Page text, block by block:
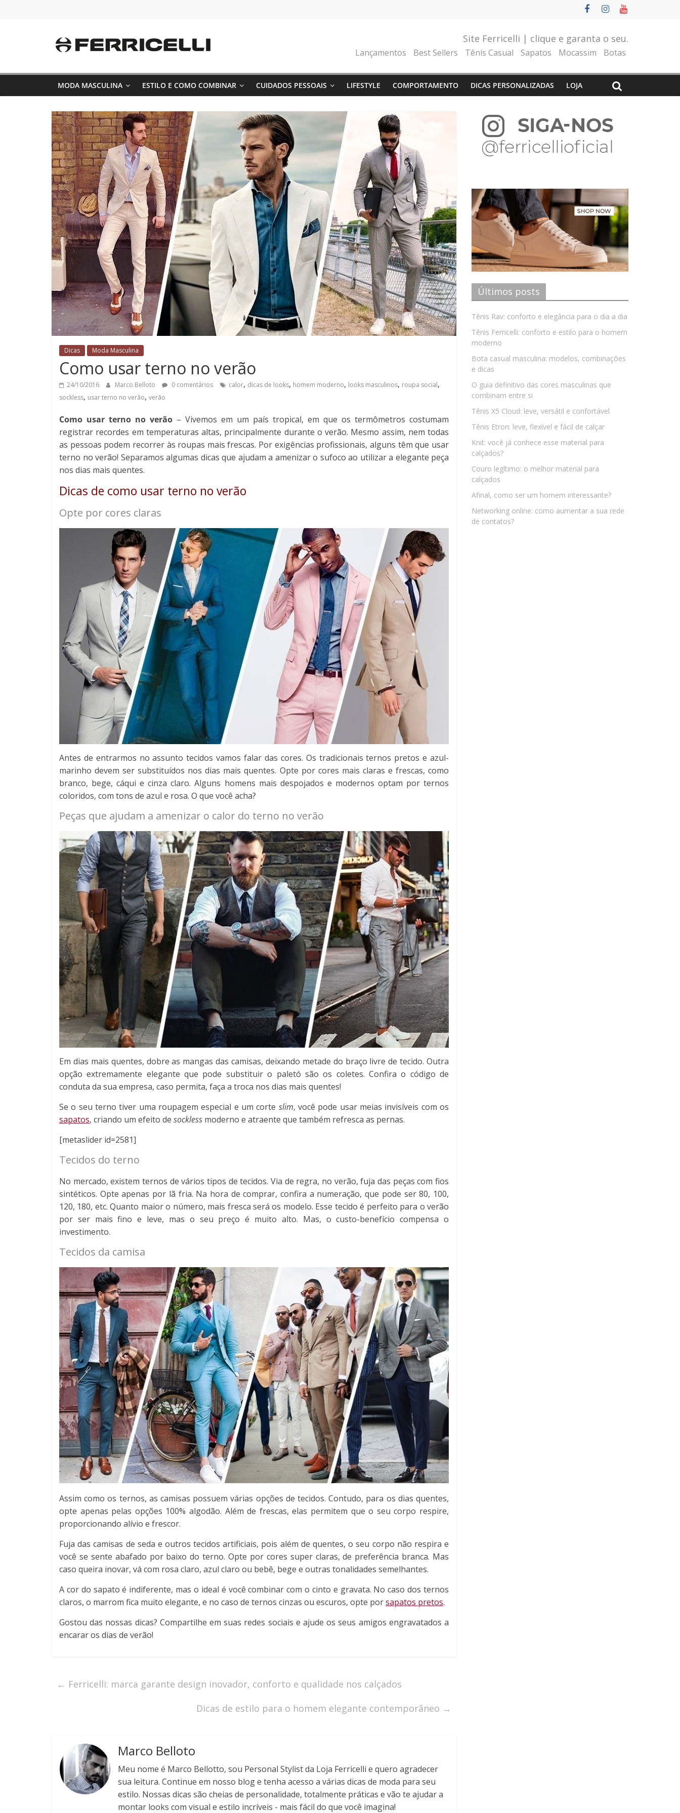
Site Ferricelli | clique e garanta o seu.
Lançamentos Best Sellers Tênis Casual Sapatos Mocassim Botas
MODA MASCULINA ESTILO E COMO COMBINAR CUIDADOS PESSOAIS LIFESTYLE COMPORTAMENTO DICAS PERSONALIZADAS LOJA
Dicas Moda Masculina
Como usar terno no verão
24/10/2016 Marco Belloto 0 comentários calor, dicas de looks, homem moderno, looks masculinos, roupa social,
sockless, usar terno no verão, verão
Como usar terno no verão – Vivemos em um país tropical, em que os termômetros costumam
registrar recordes em temperaturas altas, principalmente durante o verão. Mesmo assim, nem todas
as pessoas podem recorrer às roupas mais frescas. Por exigências profissionais, alguns têm que usar
terno no verão! Separamos algumas dicas que ajudam a amenizar o sufoco ao utilizar a elegante peça
nos dias mais quentes.
Dicas de como usar terno no verão
Opte por cores claras
Antes de entrarmos no assunto tecidos vamos falar das cores. Os tradicionais ternos pretos e azul-
marinho devem ser substituídos nos dias mais quentes. Opte por cores mais claras e frescas, como
branco, bege, cáqui e cinza claro. Alguns homens mais despojados e modernos optam por ternos
coloridos, com tons de azul e rosa. O que você acha?
Peças que ajudam a amenizar o calor do terno no verão
Em dias mais quentes, dobre as mangas das camisas, deixando metade do braço livre de tecido. Outra
opção extremamente elegante que pode substituir o paletó são os coletes. Confira o código de
conduta da sua empresa, caso permita, faça a troca nos dias mais quentes!
Se o seu terno tiver uma roupagem especial e um corte slim, você pode usar meias invisíveis com os
sapatos, criando um efeito de sockless moderno e atraente que também refresca as pernas.
[metaslider id=2581]
Tecidos do terno
No mercado, existem ternos de vários tipos de tecidos. Via de regra, no verão, fuja das peças com fios
sintéticos. Opte apenas por lã fria. Na hora de comprar, confira a numeração, que pode ser 80, 100,
120, 180, etc. Quanto maior o número, mais fresca será os modelo. Esse tecido é perfeito para o verão
por ser mais fino e leve, mas o seu preço é muito alto. Mas, o custo-benefício compensa o
investimento.
Tecidos da camisa
Assim como os ternos, as camisas possuem várias opções de tecidos. Contudo, para os dias quentes,
opte apenas pelas opções 100% algodão. Além de frescas, elas permitem que o seu corpo respire,
proporcionando alívio e frescor.
Fuja das camisas de seda e outros tecidos artificiais, pois além de quentes, o seu corpo não respira e
você se sente abafado por baixo do terno. Opte por cores super claras, de preferência branca. Mas
caso queira inovar, vá com rosa claro, azul claro ou bebê, bege e outras tonalidades semelhantes.
A cor do sapato é indiferente, mas o ideal é você combinar com o cinto e gravata. No caso dos ternos
claros, o marrom fica muito elegante, e no caso de ternos cinzas ou escuros, opte porsapatos pretos.
Gostou das nossas dicas? Compartilhe em suas redes sociais e ajude os seus amigos engravatados a
encarar os dias de verão!
← Ferricelli: marca garante design inovador, conforto e qualidade nos calçados
Dicas de estilo para o homem elegante contemporâneo →
Marco Belloto
Meu nome é Marco Bellotto, sou Personal Stylist da Loja Ferricelli e quero agradecer
sua leitura. Continue em nosso blog e tenha acesso a várias dicas de moda para seu
estilo. Nossas dicas são cheias de personalidade, totalmente práticas e vão te ajudar a
montar looks com visual e estilo incríveis - mais fácil do que você imagina!
Últimos posts
Tênis Rav: conforto e elegância para o dia a dia
Tênis Ferricelli: conforto e estilo para o homem
moderno
Bota casual masculina: modelos, combinações
e dicas
O guia definitivo das cores masculinas que
combinam entre si
Tênis X5 Cloud: leve, versátil e confortável
Tênis Etron: leve, flexível e fácil de calçar
Knit: você já conhece esse material para
calçados?
Couro legítimo: o melhor material para
calçados
Afinal, como ser um homem interessante?
Networking online: como aumentar a sua rede
de contatos?